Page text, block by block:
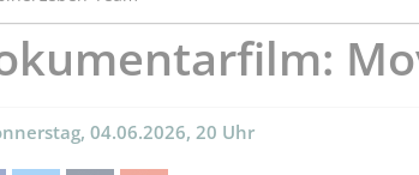
04.06.2026, 20 Uhr